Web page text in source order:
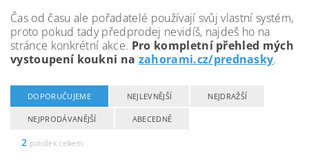
Čas od času ale pořadatelé používají svůj vlastní systém,
proto pokud tady předprodej nevidíš, najdeš ho na
stránce konkrétní akce. Pro kompletní přehled mých
vystoupení koukni na zahorami.cz/prednasky.
DOPORUČUJEME NEJLEVNĚJŠÍ NEJDRAŽŠÍ
NEJPRODÁVANĚJŠÍ ABECEDNĚ
2 položek celkem